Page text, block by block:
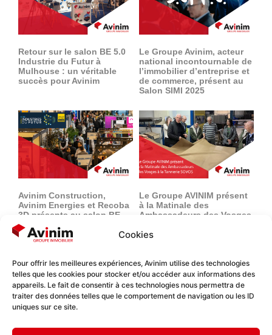
Cookies
Pour offrir les meilleures expériences, Avinim utilise des technologies
telles que les cookies pour stocker et/ou accéder aux informations des
appareils. Le fait de consentir à ces technologies nous permettra de
traiter des données telles que le comportement de navigation ou les ID
uniques sur ce site.
Retour sur le salon BE 5.0
Industrie du Futur à
Mulhouse : un véritable
succès pour Avinim
Le Groupe Avinim, acteur
national incontournable de
l’immobilier d’entreprise et
de commerce, présent au
Salon SIMI 2025
Avinim Construction,
Avinim Energies et Recoba
3D présents au salon BE
industrie du futur à
Mulhouse les 25 et 26
novembre 2025.
Le Groupe AVINIM présent
à la Matinale des
Ambassadeurs des Vosges